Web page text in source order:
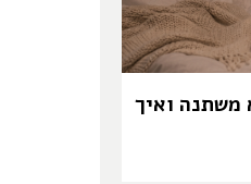
משתנה ואיך